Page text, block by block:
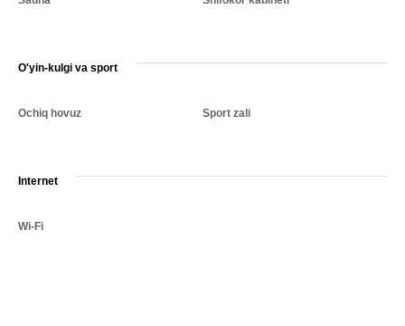
O'yin-kulgi va sport
Ochiq hovuz Sport zali
Internet
Wi-Fi